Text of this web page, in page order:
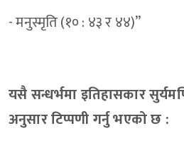
- मनुस्मृति (१० : ४३ र ४४)”
यसै सन्धर्भमा इतिहासकार
अनुसार टिप्पणी गर्नु भएको छ :